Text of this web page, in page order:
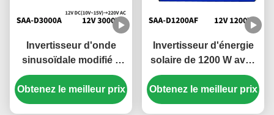
Invertisseur d'onde
sinusoïdale modifié à
affichage de 3000 W
avec fusible de circuit
externe pour
Obtenez le meilleur prix
Invertisseur d'énergie
solaire de 1200 W avec
écran LCD et
fonctionnement
silencieux pour
Obtenez le meilleur prix